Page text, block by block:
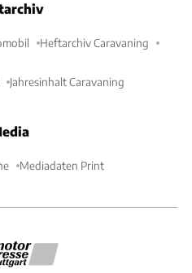
Heftarchiv Caravaning
Jahresinhalt Caravaning
Mediadaten Print